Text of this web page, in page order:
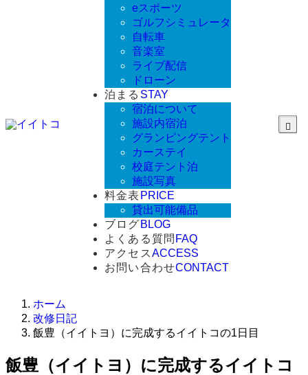
eスポーツ
ゴルフシミュレータ
自転車
音楽室
ライブ配信
ドローン
泊まる STAY
宿泊について
施設内宿泊
グランピングテント
カーステイ
校庭テント泊
施設写真
料金表 PRICE
貸出可能備品
ブログ BLOG
よくある質問 FAQ
アクセスACCESS
お問い合わせCONTACT
ホーム
改修日記
飯豊（イイトヨ）に完成するイイトコの1日目
飯豊（イイトヨ）に完成するイイトコ